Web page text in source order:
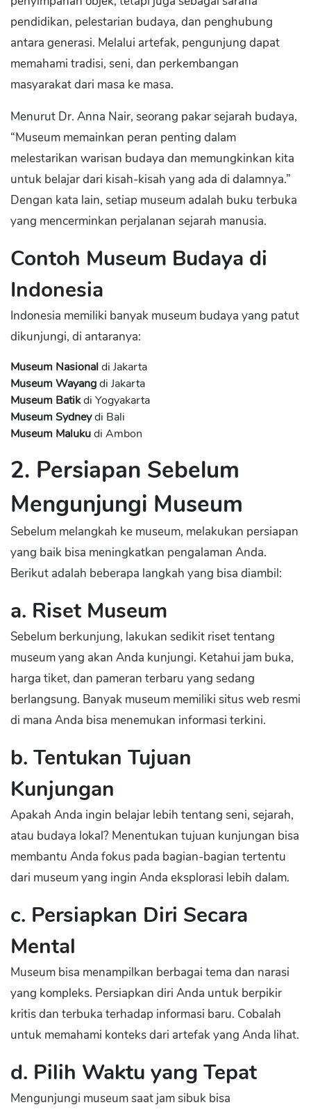
pendidikan, pelestarian budaya, dan penghubung
antara generasi. Melalui artefak, pengunjung dapat
memahami tradisi, seni, dan perkembangan
masyarakat dari masa ke masa.
Menurut Dr. Anna Nair, seorang pakar sejarah budaya,
“Museum memainkan peran penting dalam
melestarikan warisan budaya dan memungkinkan kita
untuk belajar dari kisah-kisah yang ada di dalamnya.”
Dengan kata lain, setiap museum adalah buku terbuka
yang mencerminkan perjalanan sejarah manusia.
Contoh Museum Budaya di
Indonesia
Indonesia memiliki banyak museum budaya yang patut
dikunjungi, di antaranya:
Museum Nasionaldi Jakarta
Museum Wayangdi Jakarta
Museum Batikdi Yogyakarta
Museum Sydneydi Bali
Museum Malukudi Ambon
2. Persiapan Sebelum
Mengunjungi Museum
Sebelum melangkah ke museum, melakukan persiapan
yang baik bisa meningkatkan pengalaman Anda.
Berikut adalah beberapa langkah yang bisa diambil:
a. Riset Museum
Sebelum berkunjung, lakukan sedikit riset tentang
museum yang akan Anda kunjungi. Ketahui jam buka,
harga tiket, dan pameran terbaru yang sedang
berlangsung. Banyak museum memiliki situs web resmi
di mana Anda bisa menemukan informasi terkini.
b. Tentukan Tujuan
Kunjungan
Apakah Anda ingin belajar lebih tentang seni, sejarah,
atau budaya lokal? Menentukan tujuan kunjungan bisa
membantu Anda fokus pada bagian-bagian tertentu
dari museum yang ingin Anda eksplorasi lebih dalam.
c. Persiapkan Diri Secara
Mental
Museum bisa menampilkan berbagai tema dan narasi
yang kompleks. Persiapkan diri Anda untuk berpikir
kritis dan terbuka terhadap informasi baru. Cobalah
untuk memahami konteks dari artefak yang Anda lihat.
d. Pilih Waktu yang Tepat
Mengunjungi museum saat jam sibuk bisa